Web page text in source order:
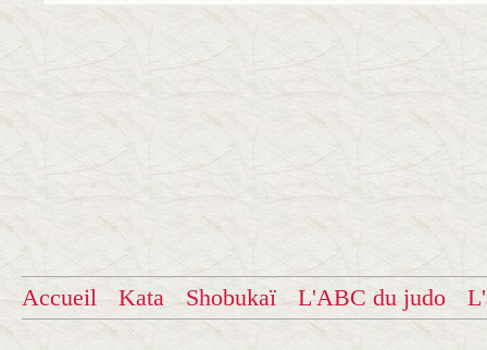
Accueil Kata Shobukaï L'ABC du judo